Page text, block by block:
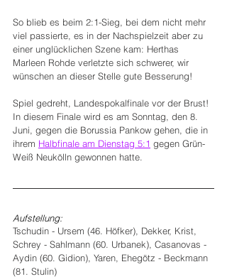
So blieb es beim 2:1-Sieg, bei dem nicht mehr
viel passierte, es in der Nachspielzeit aber zu
einer unglücklichen Szene kam: Herthas
Marleen Rohde verletzte sich schwerer, wir
wünschen an dieser Stelle gute Besserung!
Spiel gedreht, Landespokalfinale vor der Brust!
In diesem Finale wird es am Sonntag, den 8.
Juni, gegen die Borussia Pankow gehen, die in
ihrem Halbfinale am Dienstag 5:1 gegen Grün-
Weiß Neukölln gewonnen hatte.
Aufstellung:
Tschudin - Ursem (46. Höfker), Dekker, Krist,
Schrey - Sahlmann (60. Urbanek), Casanovas -
Aydin (60. Gidion), Yaren, Ehegötz - Beckmann
(81. Stulin)